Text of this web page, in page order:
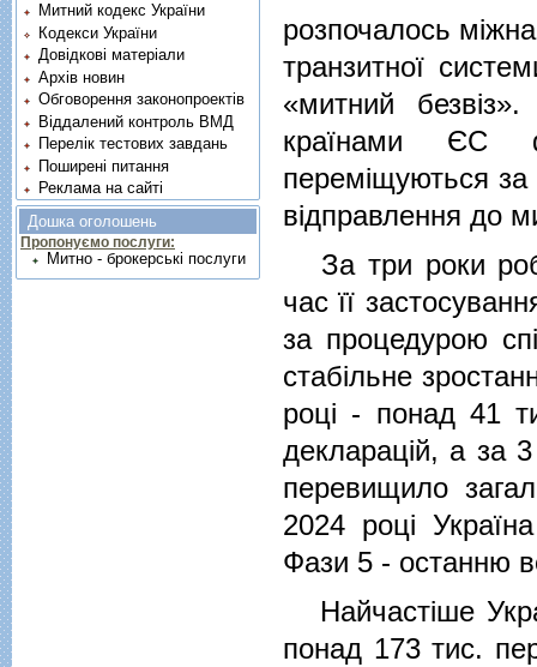
розпочалось
транзитної
«митний
країнами ЄС
переміщуються за
відправлення до
За три роки
час її
за процедурою
стабільне
році - понад 41
декларацій, а за
перевищило
2024 році
Фази 5 - останню
Найчастіше
понад 173 тис.
Митний кодекс України
Кодекси України
Довідкові матеріали
Архів новин
Обговорення законопроектів
Віддалений контроль ВМД
Перелік тестових завдань
Поширені питання
Реклама на сайті
Дошка оголошень
Пропонуємо послуги:
Митно - брокерські послуги